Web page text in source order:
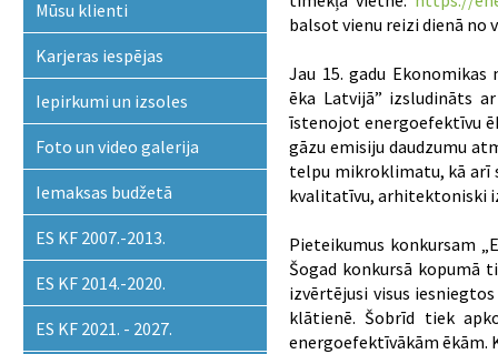
balsot vienu reizi dienā no
Jau 15. gadu
ēka Latvijā” izsludināts
īstenojot energoefektīvu
gāzu emisiju daudzumu
telpu mikroklimatu, kā arī
kvalitatīvu, arhitektoniski
Pieteikumus konkursam
Šogad konkursā kopumā
izvērtējusi visus
klātienē. Šobrīd tiek
energoefektīvākām ēkām.
Mūsu klienti
Karjeras iespējas
Iepirkumi un izsoles
Foto un video galerija
Iemaksas budžetā
ES KF 2007.-2013.
ES KF 2014.-2020.
ES KF 2021. - 2027.